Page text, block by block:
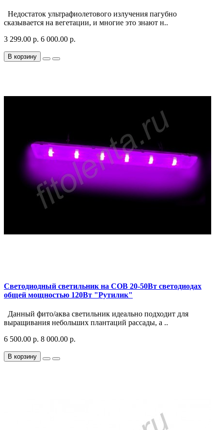
Недостаток ультрафиолетового излучения пагубно
сказывается на вегетации, и многие это знают н..
3 299.00 р. 6 000.00 р.
В корзину
Светодиодный светильник на COB 20-50Вт светодиодах
общей мощностью 120Вт "Рутилик"
Данный фито/аква светильник идеально подходит для
выращивания небольших плантаций рассады, а ..
6 500.00 р. 8 000.00 р.
В корзину